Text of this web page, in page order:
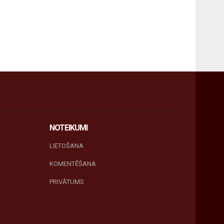
NOTEIKUMI
LIETOŠANA
KOMENTĒŠANA
PRIVĀTUMS